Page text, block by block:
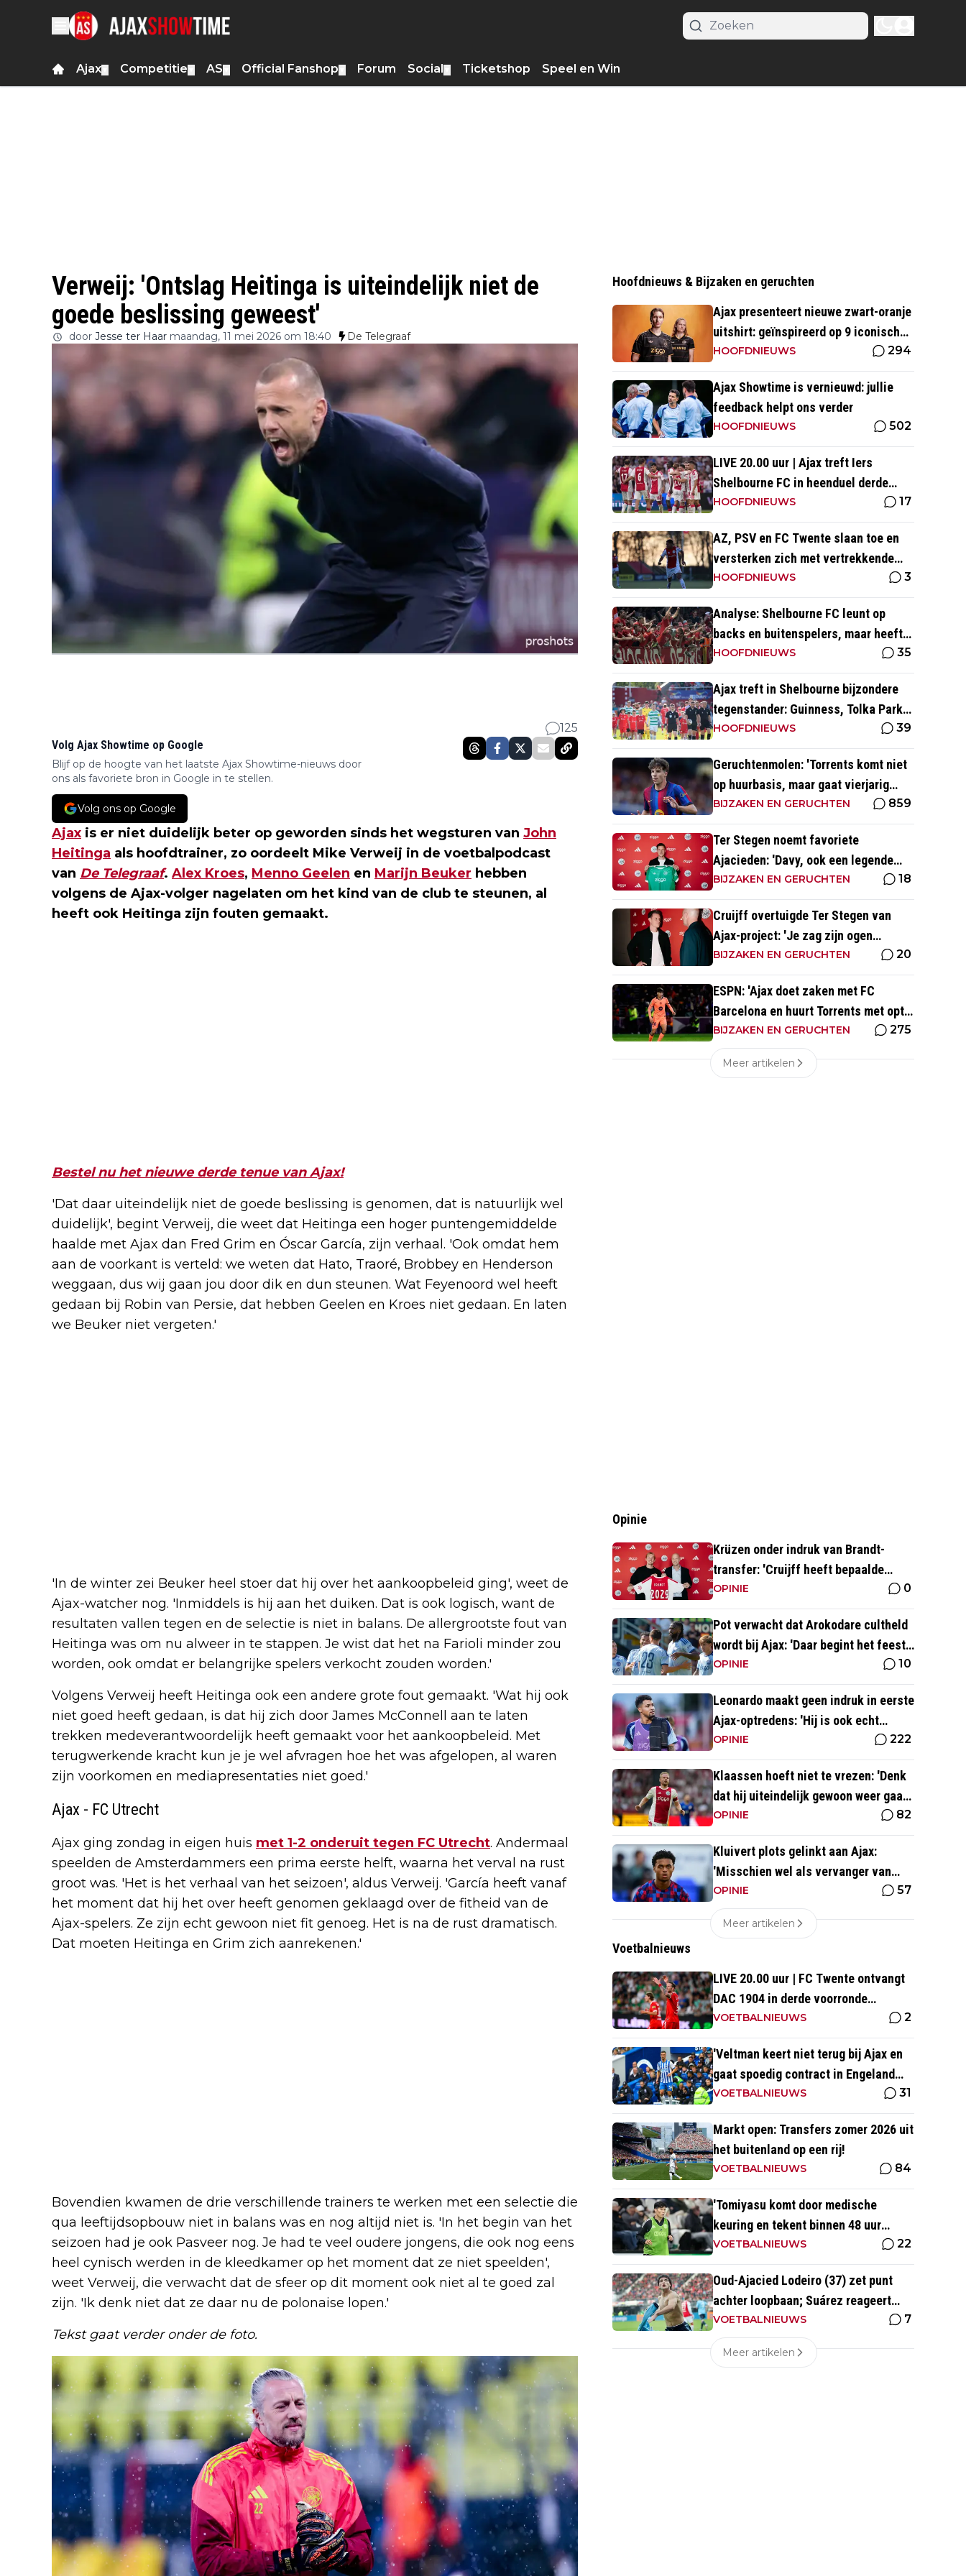
Ajax Competitie AS Official Fanshop Forum Social Ticketshop Speel en Win
Verweij: 'Ontslag Heitinga is uiteindelijk niet de
goede beslissing geweest'
door Jesse ter Haar maandag, 11 mei 2026 om 18:40 De Telegraaf
125
Volg Ajax Showtime op Google
Blijf op de hoogte van het laatste Ajax Showtime-nieuws door
ons als favoriete bron in Google in te stellen.
Volg ons op Google
Ajax is er niet duidelijk beter op geworden sinds het wegsturen van John
Heitinga als hoofdtrainer, zo oordeelt Mike Verweij in de voetbalpodcast
van De Telegraaf. Alex Kroes, Menno Geelen en Marijn Beuker hebben
volgens de Ajax-volger nagelaten om het kind van de club te steunen, al
heeft ook Heitinga zijn fouten gemaakt.
Bestel nu het nieuwe derde tenue van Ajax!
'Dat daar uiteindelijk niet de goede beslissing is genomen, dat is natuurlijk wel
duidelijk', begint Verweij, die weet dat Heitinga een hoger puntengemiddelde
haalde met Ajax dan Fred Grim en Óscar García, zijn verhaal. 'Ook omdat hem
aan de voorkant is verteld: we weten dat Hato, Traoré, Brobbey en Henderson
weggaan, dus wij gaan jou door dik en dun steunen. Wat Feyenoord wel heeft
gedaan bij Robin van Persie, dat hebben Geelen en Kroes niet gedaan. En laten
we Beuker niet vergeten.'
'In de winter zei Beuker heel stoer dat hij over het aankoopbeleid ging', weet de
Ajax-watcher nog. 'Inmiddels is hij aan het duiken. Dat is ook logisch, want de
resultaten vallen tegen en de selectie is niet in balans. De allergrootste fout van
Heitinga was om nu alweer in te stappen. Je wist dat het na Farioli minder zou
worden, ook omdat er belangrijke spelers verkocht zouden worden.'
Volgens Verweij heeft Heitinga ook een andere grote fout gemaakt. 'Wat hij ook
niet goed heeft gedaan, is dat hij zich door James McConnell aan te laten
trekken medeverantwoordelijk heeft gemaakt voor het aankoopbeleid. Met
terugwerkende kracht kun je je wel afvragen hoe het was afgelopen, al waren
zijn voorkomen en mediapresentaties niet goed.'
Ajax - FC Utrecht
Ajax ging zondag in eigen huis met 1-2 onderuit tegen FC Utrecht. Andermaal
speelden de Amsterdammers een prima eerste helft, waarna het verval na rust
groot was. 'Het is het verhaal van het seizoen', aldus Verweij. 'García heeft vanaf
het moment dat hij het over heeft genomen geklaagd over de fitheid van de
Ajax-spelers. Ze zijn echt gewoon niet fit genoeg. Het is na de rust dramatisch.
Dat moeten Heitinga en Grim zich aanrekenen.'
Bovendien kwamen de drie verschillende trainers te werken met een selectie die
qua leeftijdsopbouw niet in balans was en nog altijd niet is. 'In het begin van het
seizoen had je ook Pasveer nog. Je had te veel oudere jongens, die ook nog eens
heel cynisch werden in de kleedkamer op het moment dat ze niet speelden',
weet Verweij, die verwacht dat de sfeer op dit moment ook niet al te goed zal
zijn. 'Ik denk niet dat ze daar nu de polonaise lopen.'
Tekst gaat verder onder de foto.
Hoofdnieuws & Bijzaken en geruchten
Ajax presenteert nieuwe zwart-oranje
uitshirt: geïnspireerd op 9 iconische
momenten uit clubhistorie
HOOFDNIEUWS 294
Ajax Showtime is vernieuwd: jullie
feedback helpt ons verder
HOOFDNIEUWS 502
LIVE 20.00 uur | Ajax treft Iers
Shelbourne FC in heenduel derde
voorronde Conference League
HOOFDNIEUWS 17
AZ, PSV en FC Twente slaan toe en
versterken zich met vertrekkende
Ajax-talenten
HOOFDNIEUWS 3
Analyse: Shelbourne FC leunt op
backs en buitenspelers, maar heeft
restverdediging totaal niet op orde
HOOFDNIEUWS 35
Ajax treft in Shelbourne bijzondere
tegenstander: Guinness, Tolka Park
en bijzonder lage marktwaarde
HOOFDNIEUWS 39
Geruchtenmolen: 'Torrents komt niet
op huurbasis, maar gaat vierjarig
contract tekenen bij Ajax'
BIJZAKEN EN GERUCHTEN 859
Ter Stegen noemt favoriete
Ajacieden: 'Davy, ook een legende
van de club'
BIJZAKEN EN GERUCHTEN 18
Cruijff overtuigde Ter Stegen van
Ajax-project: 'Je zag zijn ogen
gewoon oplichten'
BIJZAKEN EN GERUCHTEN 20
ESPN: 'Ajax doet zaken met FC
Barcelona en huurt Torrents met optie
tot koop'
BIJZAKEN EN GERUCHTEN 275
Meer artikelen
Opinie
Krüzen onder indruk van Brandt-
transfer: 'Cruijff heeft bepaalde
status waar mensen tegenop kijken'
OPINIE 0
Pot verwacht dat Arokodare cultheld
wordt bij Ajax: 'Daar begint het feest
eigenlijk al'
OPINIE 10
Leonardo maakt geen indruk in eerste
Ajax-optredens: 'Hij is ook echt
langzaam'
OPINIE 222
Klaassen hoeft niet te vrezen: 'Denk
dat hij uiteindelijk gewoon weer gaat
spelen'
OPINIE 82
Kluivert plots gelinkt aan Ajax:
'Misschien wel als vervanger van
Mika Godts'
OPINIE 57
Meer artikelen
Voetbalnieuws
LIVE 20.00 uur | FC Twente ontvangt
DAC 1904 in derde voorronde
Conference League
VOETBALNIEUWS 2
'Veltman keert niet terug bij Ajax en
gaat spoedig contract in Engeland
ondertekenen'
VOETBALNIEUWS 31
Markt open: Transfers zomer 2026 uit
het buitenland op een rij!
VOETBALNIEUWS 84
'Tomiyasu komt door medische
keuring en tekent binnen 48 uur
contract bij nieuwe club'
VOETBALNIEUWS 22
Oud-Ajacied Lodeiro (37) zet punt
achter loopbaan; Suárez reageert
emotioneel
VOETBALNIEUWS 7
Meer artikelen